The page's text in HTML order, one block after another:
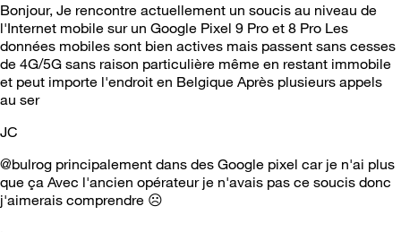
Bonjour, Je rencontre actuellement un soucis au niveau de
l'Internet mobile sur un Google Pixel 9 Pro et 8 Pro Les
données mobiles sont bien actives mais passent sans cesses
de 4G/5G sans raison particulière même en restant immobile
et peut importe l'endroit en Belgique Après plusieurs appels
au ser
JC
@bulrog principalement dans des Google pixel car je n'ai plus
que ça Avec l'ancien opérateur je n'avais pas ce soucis donc
j'aimerais comprendre ☹️